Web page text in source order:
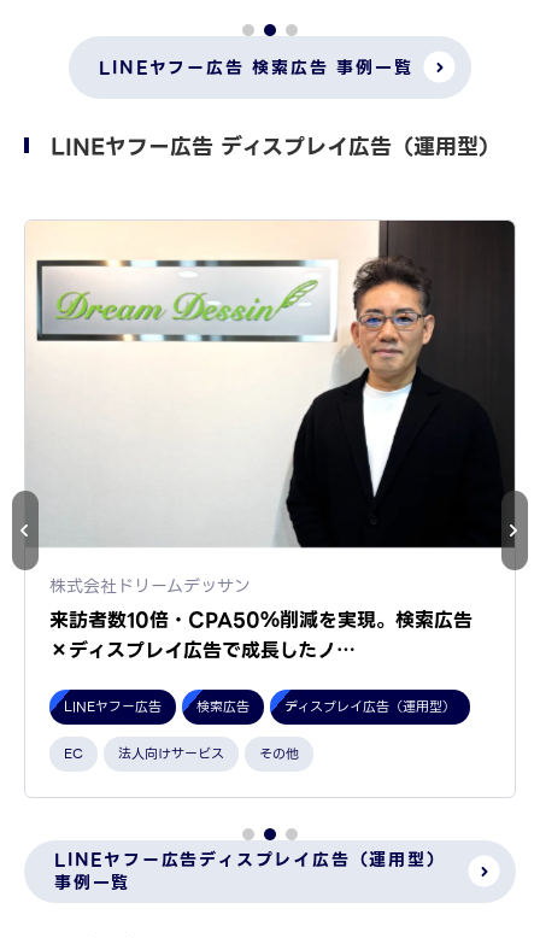
LINEヤフー広告 検索広告 事例一覧
LINEヤフー広告 ディスプレイ広告（運用型）
株式会社ドリームデッサン
来訪者数10倍・CPA50％削減を実現。検索広告
×ディスプレイ広告で成長したノ…
LINEヤフー広告 検索広告 ディスプレイ広告（運用型）
EC 法人向けサービス その他
LINEヤフー広告ディスプレイ広告（運用型）
事例一覧